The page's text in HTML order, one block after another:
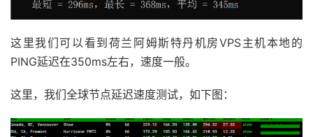
这里我们可以看到荷兰阿姆斯特丹机房VPS主机本地的
PING延迟在350ms左右，速度一般。
这里，我们全球节点延迟速度测试，如下图：